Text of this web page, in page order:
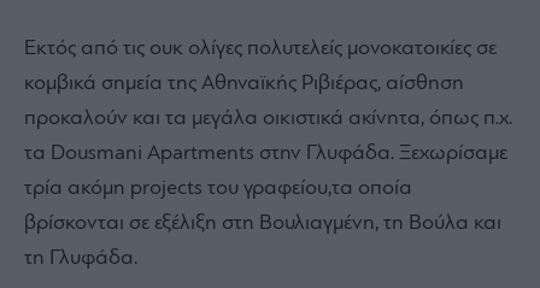
Εκτός από τις ουκ ολίγες πολυτελείς μονοκατοικίες σε
κομβικά σημεία της Αθηναϊκής Ριβιέρας, αίσθηση
προκαλούν και τα μεγάλα οικιστικά ακίνητα, όπως π.χ.
τα Dousmani Apartments στην Γλυφάδα. Ξεχωρίσαμε
τρία ακόμη projects του γραφείου,τα οποία
βρίσκονται σε εξέλιξη στη Βουλιαγμένη, τη Βούλα και
τη Γλυφάδα.